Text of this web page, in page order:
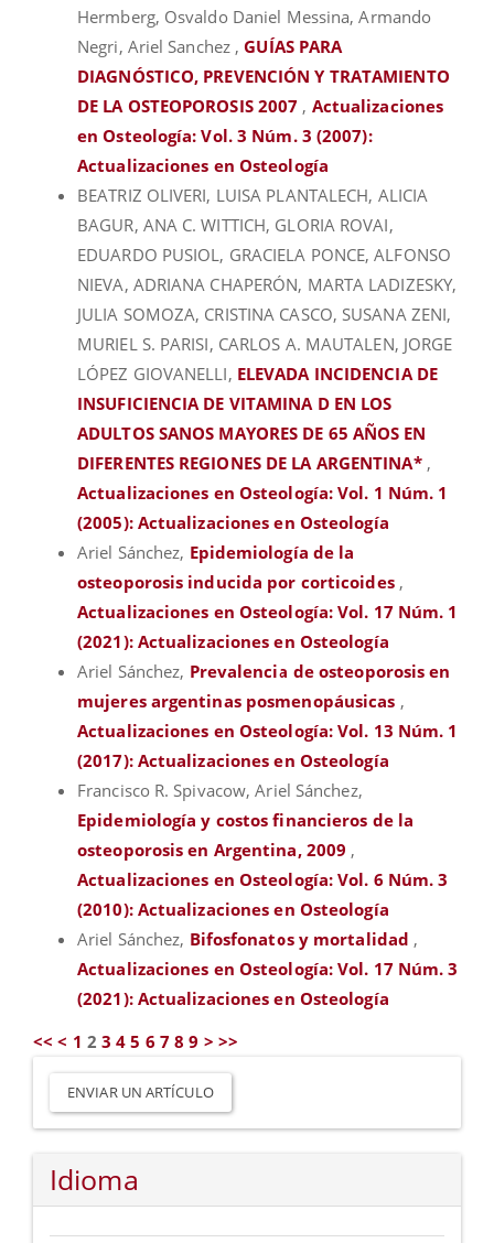
Hermberg, Osvaldo Daniel Messina, Armando
Negri, Ariel Sanchez ,GUÍAS PARA
DIAGNÓSTICO, PREVENCIÓN Y TRATAMIENTO
DE LA OSTEOPOROSIS 2007 , Actualizaciones
en Osteología: Vol. 3 Núm. 3 (2007):
Actualizaciones en Osteología
BEATRIZ OLIVERI, LUISA PLANTALECH, ALICIA
BAGUR, ANA C. WITTICH, GLORIA ROVAI,
EDUARDO PUSIOL, GRACIELA PONCE, ALFONSO
NIEVA, ADRIANA CHAPERÓN, MARTA LADIZESKY,
JULIA SOMOZA, CRISTINA CASCO, SUSANA ZENI,
MURIEL S. PARISI, CARLOS A. MAUTALEN, JORGE
LÓPEZ GIOVANELLI, ELEVADA INCIDENCIA DE
INSUFICIENCIA DE VITAMINA D EN LOS
ADULTOS SANOS MAYORES DE 65 AÑOS EN
DIFERENTES REGIONES DE LA ARGENTINA* ,
Actualizaciones en Osteología: Vol. 1 Núm. 1
(2005): Actualizaciones en Osteología
Ariel Sánchez, Epidemiología de la
osteoporosis inducida por corticoides ,
Actualizaciones en Osteología: Vol. 17 Núm. 1
(2021): Actualizaciones en Osteología
Ariel Sánchez, Prevalencia de osteoporosis en
mujeres argentinas posmenopáusicas ,
Actualizaciones en Osteología: Vol. 13 Núm. 1
(2017): Actualizaciones en Osteología
Francisco R. Spivacow, Ariel Sánchez,
Epidemiología y costos financieros de la
osteoporosis en Argentina, 2009 ,
Actualizaciones en Osteología: Vol. 6 Núm. 3
(2010): Actualizaciones en Osteología
Ariel Sánchez, Bifosfonatos y mortalidad ,
Actualizaciones en Osteología: Vol. 17 Núm. 3
(2021): Actualizaciones en Osteología
<< < 1 2 3 4 5 6 7 8 9 > >>
Enviar
artículo
ENVIAR UN ARTÍCULO
Idioma